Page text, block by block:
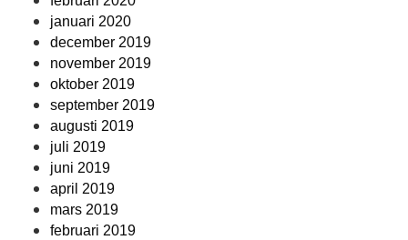
januari 2020
december 2019
november 2019
oktober 2019
september 2019
augusti 2019
juli 2019
juni 2019
april 2019
mars 2019
februari 2019